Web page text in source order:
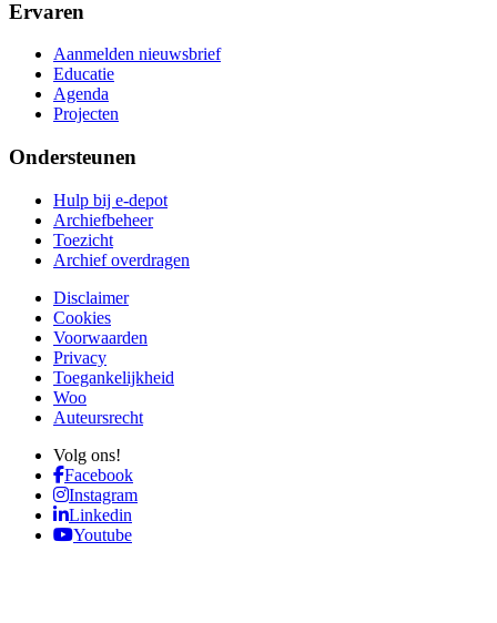
Ervaren
Aanmelden nieuwsbrief
Educatie
Agenda
Projecten
Ondersteunen
Hulp bij e-depot
Archiefbeheer
Toezicht
Archief overdragen
Disclaimer
Cookies
Voorwaarden
Privacy
Toegankelijkheid
Woo
Auteursrecht
Volg ons!
Facebook
Instagram
Linkedin
Youtube